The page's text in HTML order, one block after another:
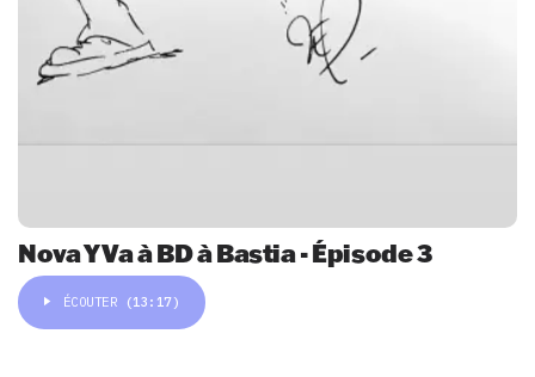
Nova Y Va à BD à Bastia - Épisode 3
ÉCOUTER (13:17)